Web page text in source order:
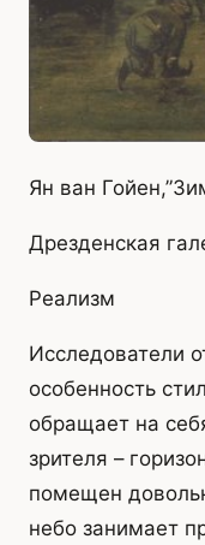
Ян ван
Дрезденская
Реализм
Исследователи
особенность
обращает на
зрителя –
помещен
небо занимает